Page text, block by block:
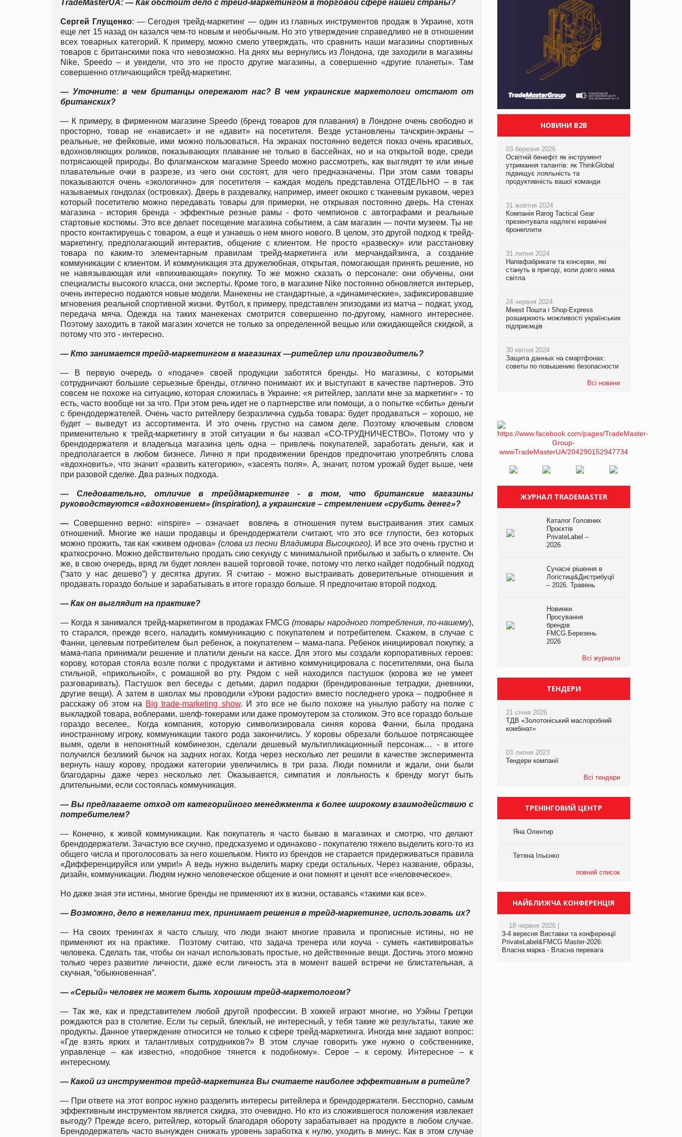
TradeMasterUA: — Как обстоит дело с трейд-маркетингом в торговой сфере нашей страны?
Сергей Глущенко: — Сегодня трейд-маркетинг — один из главных инструментов продаж в Украине, хотя
еще лет 15 назад он казался чем-то новым и необычным. Но это утверждение справедливо не в отношении
всех товарных категорий. К примеру, можно смело утверждать, что сравнить наши магазины спортивных
товаров с британскими пока что невозможно. На днях мы вернулись из Лондона, где заходили в магазины
Nike, Speedo – и увидели, что это не просто другие магазины, а совершенно «другие планеты». Там
совершенно отличающийся трейд-маркетинг.
— Уточните: в чем британцы опережают нас? В чем украинские маркетологи отстают от
британских?
— К примеру, в фирменном магазине Speedo (бренд товаров для плавания) в Лондоне очень свободно и
просторно, товар не «нависает» и не «давит» на посетителя. Везде установлены тачскрин-экраны –
реальные, не фейковые, ими можно пользоваться. На экранах постоянно ведется показ очень красивых,
вдохновляющих роликов, показывающих плавание не только в бассейнах, но и на открытой воде, среди
потрясающей природы. Во флагманском магазине Speedo можно рассмотреть, как выглядят те или иные
плавательные очки в разрезе, из чего они состоят, для чего предназначены. При этом сами товары
показываются очень «экологично» для посетителя – каждая модель представлена ОТДЕЛЬНО – в так
называемых гондолах (островках). Дверь в раздевалку, например, имеет окошко с тканевым рукавом, через
который посетителю можно передавать товары для примерки, не открывая постоянно дверь. На стенах
магазина - история бренда - эффектные резные рамы - фото чемпионов с автографами и реальные
стартовые костюмы. Это все делает посещение магазина событием, а сам магазин — почти музеем. Ты не
просто контактируешь с товаром, а еще и узнаешь о нем много нового. В целом, это другой подход к трейд-
маркетингу, предполагающий интерактив, общение с клиентом. Не просто «развеску» или расстановку
товара по каким-то элементарным правилам трейд-маркетинга или мерчандайзинга, а создание
коммуникации с клиентом. И коммуникация эта дружелюбная, открытая, помогающая принять решение, но
не навязывающая или «впихивающая» покупку. То же можно сказать о персонале: они обучены, они
специалисты высокого класса, они эксперты. Кроме того, в магазине Nike постоянно обновляется интерьер,
очень интересно подаются новые модели. Манекены не стандартные, а «динамические», зафиксировавшие
мгновения реальной спортивной жизни. Футбол, к примеру, представлен эпизодами из матча – подкат, уход,
передача мяча. Одежда на таких манекенах смотрится совершенно по-другому, намного интереснее.
Поэтому заходить в такой магазин хочется не только за определенной вещью или ожидающейся скидкой, а
потому что это - интересно.
— Кто занимается трейд-маркетингом в магазинах —ритейлер или производитель?
— В первую очередь о «подаче» своей продукции заботятся бренды. Но магазины, с которыми
сотрудничают большие серьезные бренды, отлично понимают их и выступают в качестве партнеров. Это
совсем не похоже на ситуацию, которая сложилась в Украине: «я ритейлер, заплати мне за маркетинг» - то
есть, часто вообще ни за что. При этом речь идет не о партнерстве или помощи, а о попытке «сбить» деньги
с брендодержателей. Очень часто ритейлеру безразлична судьба товара: будет продаваться – хорошо, не
будет – выведут из ассортимента. И это очень грустно на самом деле. Поэтому ключевым словом
применительно к трейд-маркетингу в этой ситуации я бы назвал «СО-ТРУДНИЧЕСТВО». Потому что у
брендодержателя и владельца магазина цель одна – привлечь покупателей, заработать деньги, как и
предполагается в любом бизнесе. Лично я при продвижении брендов предпочитаю употреблять слова
«вдохновить», что значит «развить категорию», «засеять поля». А, значит, потом урожай будет выше, чем
при разовой сделке. Два разных подхода.
— Следовательно, отличие в трейдмаркетинге - в том, что британские магазины
руководствуются «вдохновением» (inspiration), а украинские – стремлением «срубить денег»?
— Совершенно верно: «inspire» – означает вовлечь в отношения путем выстраивания этих самых
отношений. Многие же наши продавцы и брендодержатели считают, что это все глупости, без которых
можно прожить, так как «живем однова» (слова из песни Владимира Высоцкого). И все это очень грустно и
краткосрочно. Можно действительно продать сию секунду с минимальной прибылью и забыть о клиенте. Он
же, в свою очередь, вряд ли будет лоялен вашей торговой точке, потому что легко найдет подобный подход
(“зато у нас дешево”) у десятка других. Я считаю - можно выстраивать доверительные отношения и
продавать гораздо больше и зарабатывать в итоге гораздо больше. Я предпочитаю второй подход.
— Как он выглядит на практике?
— Когда я занимался трейд-маркетингом в продажах FMCG(товары народного потребления, по-нашему),
то старался, прежде всего, наладить коммуникацию с покупателем и потребителем. Скажем, в случае с
Фанни, целевым потребителем был ребенок, а покупателем – мама-папа. Ребенок инициировал покупку, а
мама-папа принимали решение и платили деньги на кассе. Для этого мы создали корпоративных героев:
корову, которая стояла возле полки с продуктами и активно коммуницировала с посетителями, она была
стильной, «прикольной», с ромашкой во рту. Рядом с ней находился пастушок (корова же не умеет
разговаривать). Пастушок вел беседы с детьми, дарил подарки (брендированные тетрадки, дневники,
другие вещи). А затем в школах мы проводили «Уроки радости» вместо последнего урока – подробнее я
расскажу об этом на Big trade-marketing show. И это все не было похоже на унылую работу на полке с
выкладкой товара, воблерами, шелф-токерами или даже промоутером за столиком. Это все гораздо больше
гораздо веселее,. Когда компания, которую символизировала синяя корова Фанни, была продана
иностранному игроку, коммуникации такого рода закончились. У коровы обрезали большое потрясающее
вымя, одели в непонятный комбинезон, сделали дешевый мультипликационный персонаж… - в итоге
получился безликий бычок на задних ногах. Когда через несколько лет решили в качестве эксперимента
вернуть нашу корову, продажи категории увеличились в три раза. Люди помнили и ждали, они были
благодарны даже через несколько лет. Оказывается, симпатия и лояльность к бренду могут быть
длительными, если состоялась коммуникация.
— Вы предлагаете отход от категорийного менеджмента к более широкому взаимодействию с
потребителем?
— Конечно, к живой коммуникации. Как покупатель я часто бываю в магазинах и смотрю, что делают
брендодержатели. Зачастую все скучно, предсказуемо и одинаково - покупателю тяжело выделить кого-то из
общего числа и проголосовать за него кошельком. Никто из брендов не старается придерживаться правила
«Дифференцируйся или умри!» А ведь нужно выделить марку среди остальных. Через название, образы,
дизайн, коммуникации. Людям нужно человеческое общение и они помнят и ценят все «человеческое».
Но даже зная эти истины, многие бренды не применяют их в жизни, оставаясь «такими как все».
— Возможно, дело в нежелании тех, принимает решения в трейд-маркетинге, использовать их?
— На своих тренингах я часто слышу, что люди знают многие правила и прописные истины, но не
применяют их на практике. Поэтому считаю, что задача тренера или коуча - суметь «активировать»
человека. Сделать так, чтобы он начал использовать простые, но действенные вещи. Достичь этого можно
только через развитие личности, даже если личность эта в момент вашей встречи не блистательная, а
скучная, “обыкновенная”.
— «Серый» человек не может быть хорошим трейд-маркетологом?
— Так же, как и представителем любой другой профессии. В хоккей играют многие, но Уэйны Гретцки
рождаются раз в столетие. Если ты серый, блеклый, не интересный, у тебя такие же результаты, такие же
продукты. Данное утверждение относится не только к сфере трейд-маркетинга. Иногда мне задают вопрос:
«Где взять ярких и талантливых сотрудников?» В этом случае говорить уже нужно о собственнике,
управленце – как известно, «подобное тянется к подобному». Серое – к серому. Интересное – к
интересному.
— Какой из инструментов трейд-маркетинга Вы считаете наиболее эффективным в ритейле?
— При ответе на этот вопрос нужно разделить интересы ритейлера и брендодержателя. Бесспорно, самым
эффективным инструментом является скидка, это очевидно. Но кто из сложившегося положения извлекает
выгоду? Прежде всего, ритейлер, который благодаря обороту зарабатывает на продукте в любом случае.
Брендодержатель часто вынужден снижать уровень заработка к нулю, уходить в минус. Как в этом случае
НОВИНИ B2B
03 березня 2026
Освітній бенефіт як інструмент
утримання талантів: як ThinkGlobal
підвищує лояльність та
продуктивність вашої команди
31 жовтня 2024
Компанія Rarog Tactical Gear
презентувала надлегкі керамічні
бронеплити
31 липня 2024
Напівфабрикати та консерви, які
стануть в пригоді, коли довго нема
світла
24 червня 2024
Meest Пошта і Shop-Express
розширюють можливості українських
підприємців
30 квітня 2024
Защита данных на смартфонах:
советы по повышению безопасности
Всі новини
ЖУРНАЛ TRADEMASTER
Каталог Головних
Проєктів
PrivateLabel –
2026
Сучасні рішення в
Логістиці&Дистрибуції
– 2026. Травень
Новинки.
Просування
брендів
FMCG.Березень
2026
Всі журнали
ТЕНДЕРИ
21 січня 2026
ТДВ «Золотоніський маслоробний
комбінат»
03 липня 2023
Тендери компанії
Всі тендери
ТРЕНІНГОВИЙ ЦЕНТР
Яна Олентир
Тетяна Ільєнко
повний список
НАЙБЛИЖЧА КОНФЕРЕНЦІЯ
18 червня 2026 |
3-4 вересня Виставки та конференції
PrivateLabel&FMCG Master-2026:
Власна марка - Власна перевага